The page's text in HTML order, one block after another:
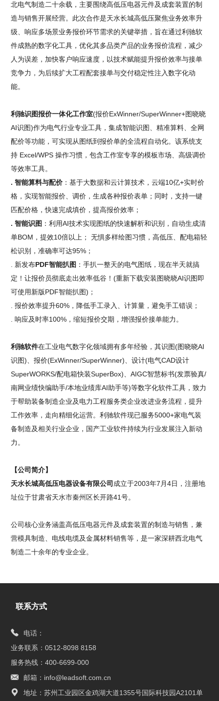
北电气制造二十余载，主要围绕高低压电器元件及成套装置的制
造与销售开展经营。此次合作是天水长城高低压聚焦业务效率升
级、响应多场景业务报价环节需求的关键举措，旨在通过利驰软
件成熟的数字化工具，优化其多品类产品的业务报价流程，减少
人为误差，加快客户响应速度，以技术赋能提升报价效率与接单
竞争力，为后续扩大工程配套接单与交付稳定性注入数字化动
能。
利驰识图报价一体化工作室(报价ExWinner/SuperWinner+图晓晓
AI识图)作为电气行业专业工具，集成智能识图、精准算料、全网
配价等功能，可实现从图纸到报价单的全流程自动化。该系统支
持 Excel/WPS 操作习惯，包含工作室专享的模板市场、高级调价
等效率工具。
. 智能算料与配价 ：基于大数据和云计算技术，云端10亿+实时价
格，实现智能报价、调价，生成各种报价表单；同时，支持一键
匹配价格，快速完成填价，提高报价效率；
. 智能识图 ：利用AI技术实现图纸的快速解析和识别，自动生成清
单BOM，提效10倍以上； 无惧多样绘图习惯，高低压、配电箱轻
松识别，准确率可达95%；
. 新发布PDF智能扒图 ：手扒一整天的电气图纸，现在半天就搞
定！让报价员彻底走出效率低谷！(重新下载安装图晓晓AI识图即
可使用新版PDF智能扒图)；
. 报价效率提升60%，降低手工录入、计算量，避免手工错误；
. 响应及时率100%，缩短报价交期，增强报价接单能力。
利驰软件在工业电气数字化领域拥有多年经验，其识图(图晓晓AI
识图)、报价(ExWinner/SuperWinner)、设计(电气CAD设计
SuperWORKS/配电箱快装SuperBox)、AIGC智慧标书(发票验真/
南网业绩快编助手/本地业绩库AI助手等)等数字化软件工具，致力
于帮助装备制造企业及电力工程服务类企业改进业务流程，提升
工作效率，走向精细化运营。利驰软件现已服务5000+家电气装
备制造及相关行业企业，国产工业软件持续为行业发展注入新动
力。
【公司简介】
天水长城高低压电器设备有限公司 成立于2003年7月4日，注册地
址位于甘肃省天水市秦州区长开路41号。
公司核心业务涵盖高低压电器元件及成套装置的制造与销售，兼
营模具制造、电线电缆及金属材料销售等，是一家深耕西北电气
制造二十余年的专业企业。
联系方式
电话：
业务联系：0512-8098 8158
服务热线：400-6699-000
邮箱：info@leadsoft.com.cn
地址：苏州工业园区金鸡湖大道1355号国际科技园A2101单